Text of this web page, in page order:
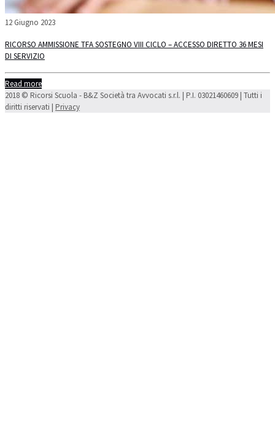
12 Giugno 2023
RICORSO AMMISSIONE TFA SOSTEGNO VIII CICLO – ACCESSO DIRETTO 36 MESI
DI SERVIZIO
Read more
2018 © Ricorsi Scuola - B&Z Società tra Avvocati s.r.l. | P.I. 03021460609 | Tutti i
diritti riservati | Privacy